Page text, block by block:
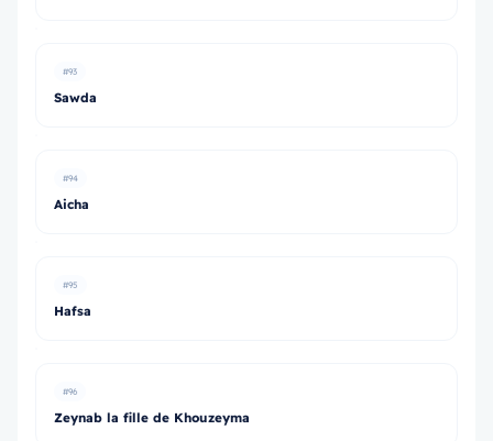
#93
Sawda
#94
Aicha
#95
Hafsa
#96
Zeynab la fille de Khouzeyma